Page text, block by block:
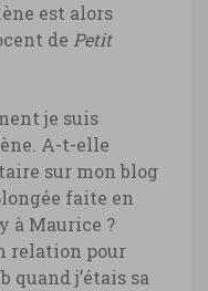
est alors
de Petit
je suis
A-t-elle
sur mon blog
faite en
à Maurice ?
relation pour
j’étais sa